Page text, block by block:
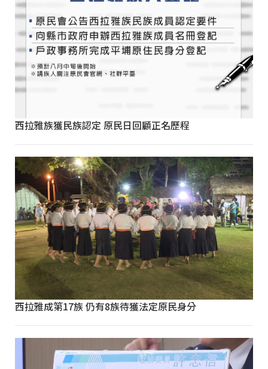
西拉雅族獲民族認定 原民日回顧正名歷程
西拉雅成第17族 仍有8族待獲法定原民身分